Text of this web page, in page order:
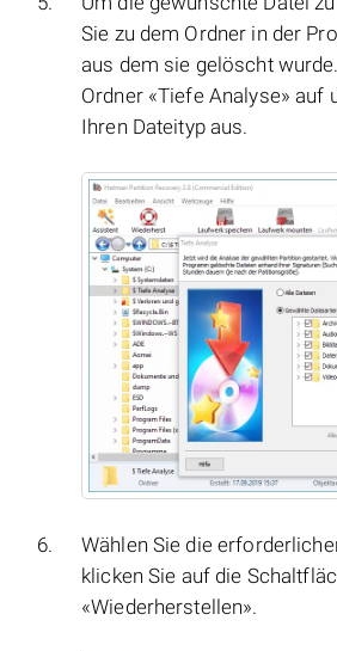
Sie zu dem Ordner in der
aus dem sie gelöscht
Ordner «Tiefe Analyse» auf
Ihren Dateityp aus.
Wählen Sie die
klicken Sie auf die
«Wiederherstellen».